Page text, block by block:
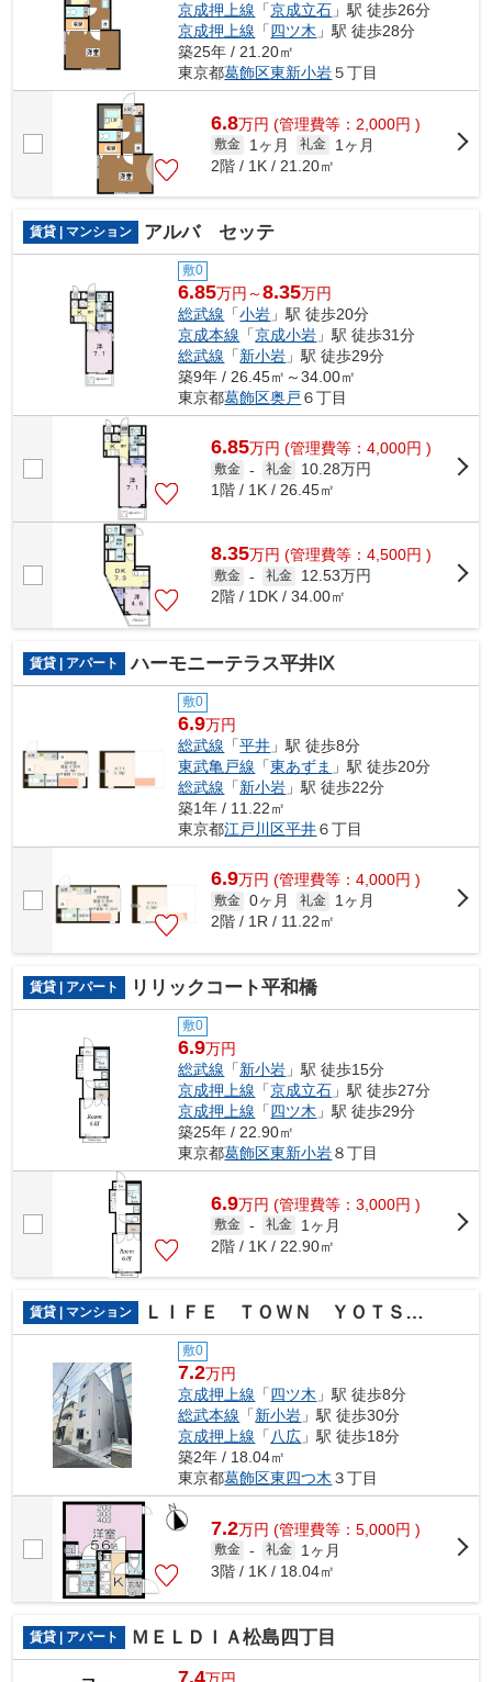
京成押上線 「京成立石 」駅 徒歩26分
京成押上線 「四ツ木 」駅 徒歩28分
築25年 / 21.20㎡
東京都葛飾区東新小岩５丁目
6.8万円 (管理費等：2,000円 )
敷金 1ヶ月 礼金
1ヶ月
2階 / 1K / 21.20㎡
賃貸 | マンション アルバ セッテ
敷0
6.85万円～8.35万円
総武線 「小岩 」駅 徒歩20分
京成本線 「京成小岩 」駅 徒歩31分
総武線 「新小岩 」駅 徒歩29分
築9年 / 26.45㎡～34.00㎡
東京都葛飾区奥戸 ６丁目
6.85万円 (管理費等：4,000円 )
敷金 - 礼金
10.28万円
1階 / 1K / 26.45㎡
8.35万円 (管理費等：4,500円 )
敷金 - 礼金
12.53万円
2階 / 1DK / 34.00㎡
賃貸 | アパート ハーモニーテラス平井Ⅸ
敷0
6.9万円
総武線 「平井 」駅 徒歩8分
東武亀戸線 「東あずま 」駅 徒歩20分
総武線 「新小岩 」駅 徒歩22分
築1年 / 11.22㎡
東京都江戸川区平井６丁目
6.9万円 (管理費等：4,000円 )
敷金 0ヶ月 礼金
1ヶ月
2階 / 1R / 11.22㎡
賃貸 | アパート リリックコート平和橋
敷0
6.9万円
総武線 「新小岩 」駅 徒歩15分
京成押上線 「京成立石 」駅 徒歩27分
京成押上線 「四ツ木 」駅 徒歩29分
築25年 / 22.90㎡
東京都葛飾区東新小岩８丁目
6.9万円 (管理費等：3,000円 )
敷金 - 礼金
1ヶ月
2階 / 1K / 22.90㎡
賃貸 | マンション ＬＩＦＥ ＴＯＷＮ ＹＯＴＳＵＧＩ
敷0
7.2万円
京成押上線 「四ツ木 」駅 徒歩8分
総武本線 「新小岩 」駅 徒歩30分
京成押上線 「 八広 」駅 徒歩18分
築2年 / 18.04㎡
東京都葛飾区東四つ木 ３丁目
7.2万円 (管理費等：5,000円 )
敷金 - 礼金
1ヶ月
3階 / 1K / 18.04㎡
賃貸 | アパート ＭＥＬＤＩＡ松島四丁目
7.4